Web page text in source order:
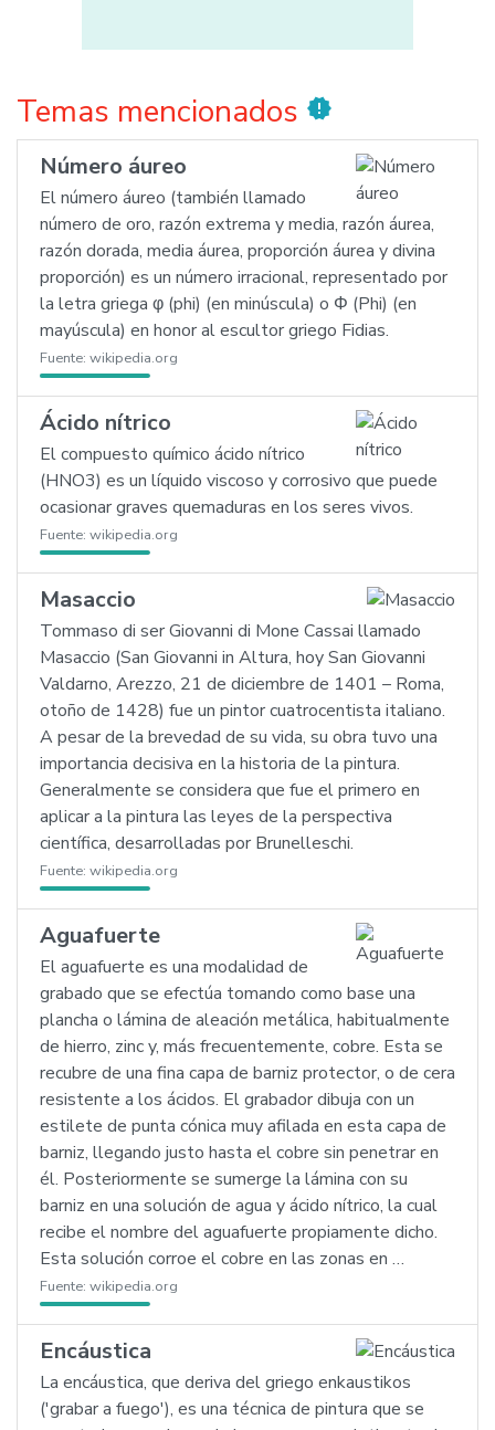
Temas mencionados new_releases
Número áureo
El número áureo (también llamado
número de oro, razón extrema y media, razón áurea,
razón dorada, media áurea, proporción áurea y divina
proporción) es un número irracional, representado por
la letra griega φ (phi) (en minúscula) o Φ (Phi) (en
mayúscula) en honor al escultor griego Fidias.
Fuente: wikipedia.org
Ácido nítrico
El compuesto químico ácido nítrico
(HNO3) es un líquido viscoso y corrosivo que puede
ocasionar graves quemaduras en los seres vivos.
Fuente: wikipedia.org
Masaccio
Tommaso di ser Giovanni di Mone Cassai llamado
Masaccio (San Giovanni in Altura, hoy San Giovanni
Valdarno, Arezzo, 21 de diciembre de 1401 – Roma,
otoño de 1428) fue un pintor cuatrocentista italiano.
A pesar de la brevedad de su vida, su obra tuvo una
importancia decisiva en la historia de la pintura.
Generalmente se considera que fue el primero en
aplicar a la pintura las leyes de la perspectiva
científica, desarrolladas por Brunelleschi.
Fuente: wikipedia.org
Aguafuerte
El aguafuerte es una modalidad de
grabado que se efectúa tomando como base una
plancha o lámina de aleación metálica, habitualmente
de hierro, zinc y, más frecuentemente, cobre. Esta se
recubre de una fina capa de barniz protector, o de cera
resistente a los ácidos. El grabador dibuja con un
estilete de punta cónica muy afilada en esta capa de
barniz, llegando justo hasta el cobre sin penetrar en
él. Posteriormente se sumerge la lámina con su
barniz en una solución de agua y ácido nítrico, la cual
recibe el nombre del aguafuerte propiamente dicho.
Esta solución corroe el cobre en las zonas en …
Fuente: wikipedia.org
Encáustica
La encáustica, que deriva del griego enkaustikos
('grabar a fuego'), es una técnica de pintura que se